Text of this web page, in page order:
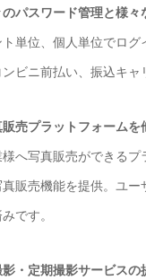
のパスワード管理と様
ト単位、個人単位でロ
ビニ前払い、振込キャ
販売プラットフォーム
へ写真販売ができる
販売機能を提供。ユ
です。
・定期撮影サービスの